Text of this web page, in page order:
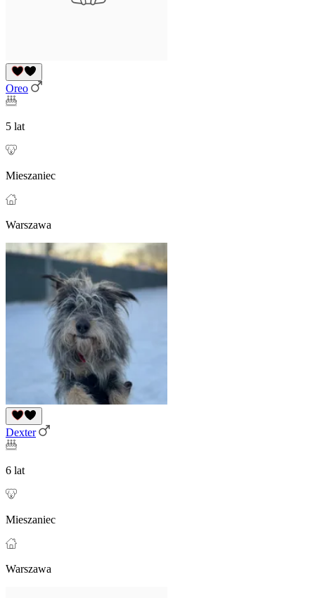
Oreo
5 lat
Mieszaniec
Warszawa
Dexter
6 lat
Mieszaniec
Warszawa